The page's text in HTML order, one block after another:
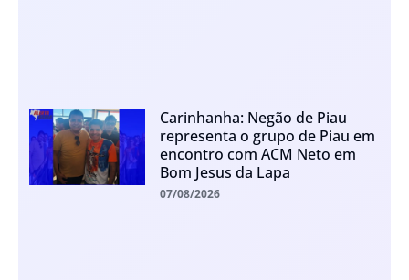
Carinhanha: Negão de Piau
representa o grupo de Piau em
encontro com ACM Neto em
Bom Jesus da Lapa
07/08/2026